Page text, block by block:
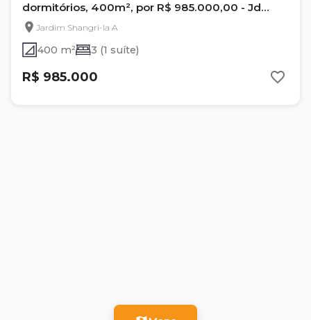
dormitórios, 400m², por R$ 985.000,00 - Jd
Shangri-lá - Londrina - Pr
Jardim Shangri-la A
400 m² 3 (1 suíte)
R$ 985.000